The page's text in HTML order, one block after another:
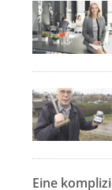
Eine